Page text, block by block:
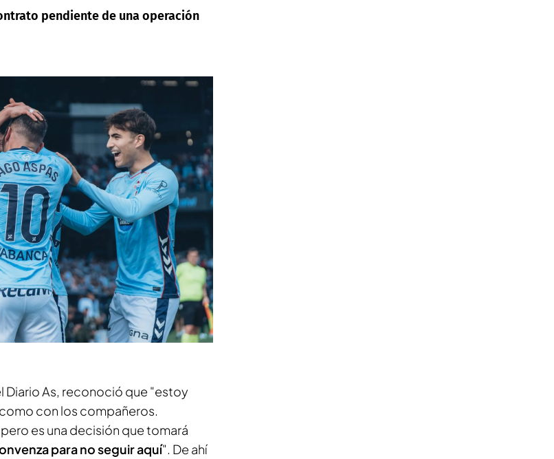
pendiente de una operación
Diario As, reconoció que "estoy
con los compañeros.
es una decisión que tomará
para no seguir aquí". De ahí